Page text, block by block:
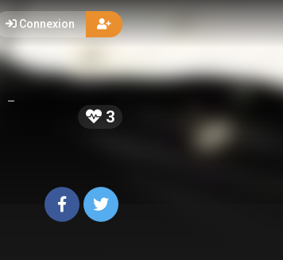
Connexion
-
3